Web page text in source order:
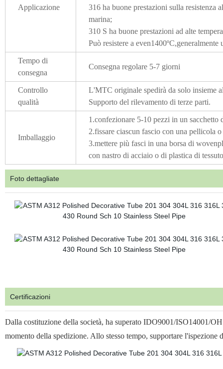
Applicazione
316 ha buone prestazioni sulla resistenza
marina;
310 S ha buone prestazioni ad alte
Può resistere a
Tempo di
consegna
Consegna regolare 5-7 giorni
Controllo
qualità
L'MTC originale spedirà da solo insieme
Supporto del rilevamento di terze parti.
Imballaggio
1.confezionare 5-10 pezzi in un
2.fissare ciascun fascio con una pellicola
3.mettere più fasci in una borsa di
con nastro di acciaio o di plastica di
Foto dettagliate
Certificazioni
Dalla costituzione della società, ha superato IDO9001/ISO14001/
momento della spedizione. Allo stesso tempo, supportare l'ispezione